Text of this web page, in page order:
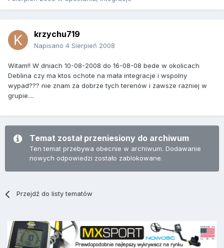
krzychu719
Napisano 4 Sierpień 2008
Witam!! W dniach 10-08-2008 do 16-08-08 bede w okolicach
Deblina czy ma ktos ochote na mała integracje i wspolny
wypad??? nie znam za dobrze tych terenów i zawsze razniej w
grupie....
Temat został przeniesiony do archiwum
Ten temat przebywa obecnie w archiwum. Dodawanie
nowych odpowiedzi zostało zablokowane.
Przejdź do listy tematów